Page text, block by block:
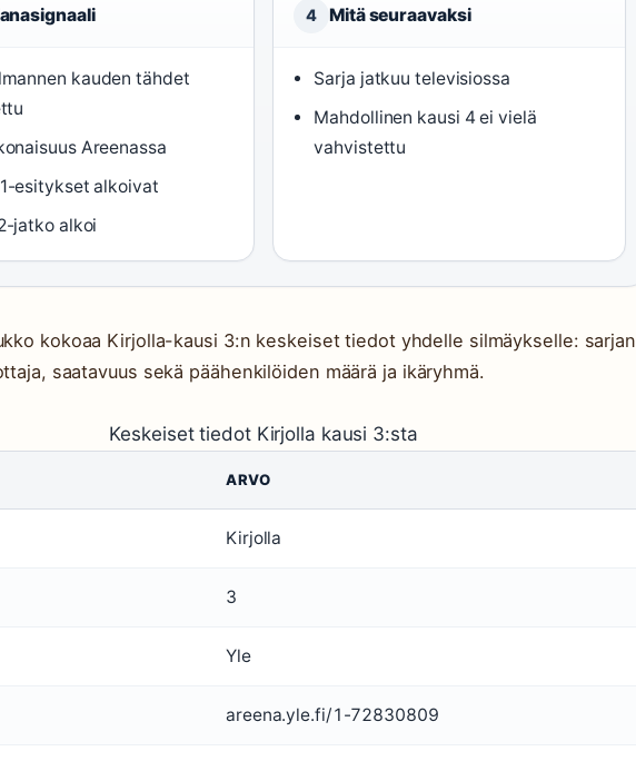
kauden tähdet
Areenassa
esitykset alkoivat
jatko alkoi
4 Mitä seuraavaksi
Sarja jatkuu televisiossa
Mahdollinen kausi 4 ei vielä
vahvistettu
kokoaa Kirjolla-kausi 3:n keskeiset tiedot yhdelle silmäykselle: sarjan
saatavuus sekä päähenkilöiden määrä ja ikäryhmä.
Keskeiset tiedot Kirjolla kausi 3:sta
ARVO
Kirjolla
3
Yle
areena.yle.fi/1-72830809